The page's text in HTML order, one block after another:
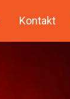
Kontakt